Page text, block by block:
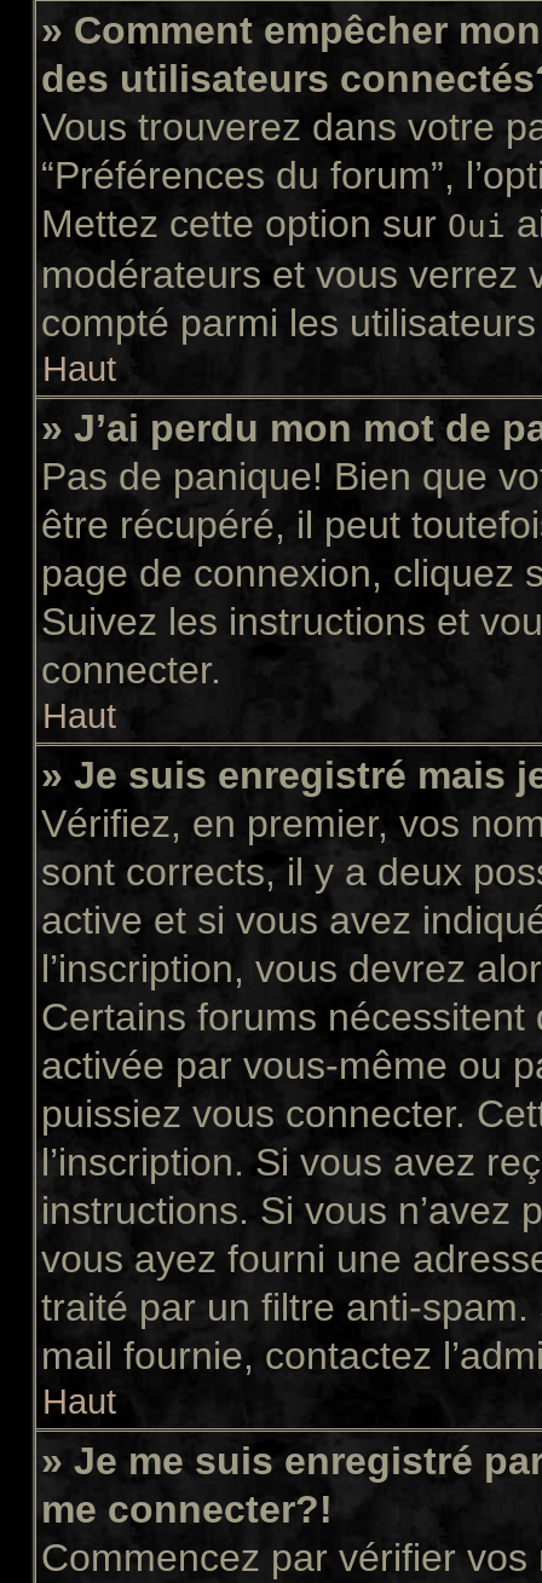
» Comment empêcher
des utilisateurs
Vous trouverez dans votre
“Préférences du forum”,
Mettez cette option sur Oui
modérateurs et vous verrez
compté parmi les
Haut
» J’ai perdu mon mot de
Pas de panique! Bien que
être récupéré, il peut
page de connexion, cliquez
Suivez les instructions et
connecter.
Haut
» Je suis enregistré mais
Vérifiez, en premier, vos
sont corrects, il y a deux
active et si vous avez
l’inscription, vous devrez
Certains forums
activée par vous-même ou
puissiez vous connecter.
l’inscription. Si vous avez
instructions. Si vous n’avez
vous ayez fourni une
traité par un filtre anti-spam.
mail fournie, contactez
Haut
» Je me suis enregistré
me connecter?!
Commencez par vérifier vos